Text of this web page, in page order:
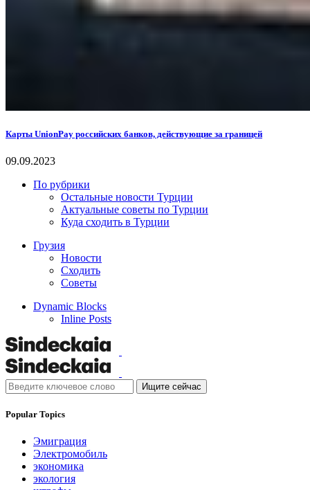
Карты UnionPay российских банков, действующие за границей
09.09.2023
По рубрики
Остальные новости Турции
Актуальные советы по Турции
Куда сходить в Турции
Грузия
Новости
Сходить
Советы
Dynamic Blocks
Inline Posts
Ищите сейчас
Popular Topics
Эмиграция
Электромобиль
экономика
экология